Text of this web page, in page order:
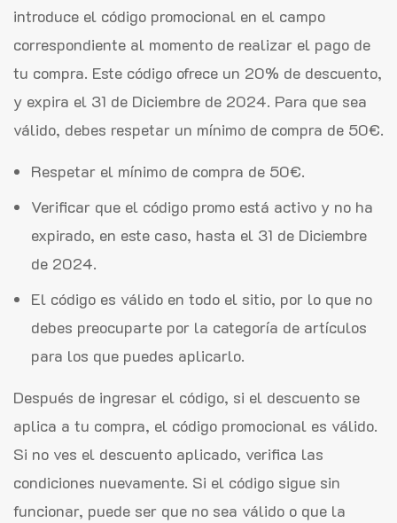
introduce el código promocional en el campo
correspondiente al momento de realizar el pago de
tu compra. Este código ofrece un 20% de descuento,
y expira el 31 de Diciembre de 2024. Para que sea
válido, debes respetar un mínimo de compra de 50€.
Respetar el mínimo de compra de 50€.
Verificar que el código promo está activo y no ha
expirado, en este caso, hasta el 31 de Diciembre
de 2024.
El código es válido en todo el sitio, por lo que no
debes preocuparte por la categoría de artículos
para los que puedes aplicarlo.
Después de ingresar el código, si el descuento se
aplica a tu compra, el código promocional es válido.
Si no ves el descuento aplicado, verifica las
condiciones nuevamente. Si el código sigue sin
funcionar, puede ser que no sea válido o que la